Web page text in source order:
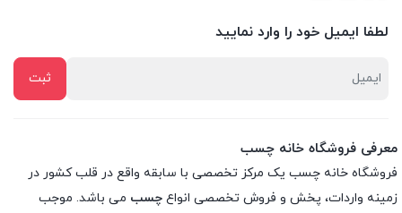
لطفا ایمیل خود را وارد نمایید
معرفی فروشگاه خانه چسب
فروشگاه خانه چسب یک مرکز تخصصی با سابقه واقع در قلب کشور در
زمینه واردات، پخش و فروش تخصصی انواع چسب می باشد. موجب